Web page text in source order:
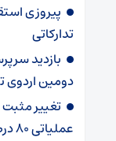
پیروزی
تدارکاتی
بازدید
دومین اردوی
تغییر
عملیاتی ۸۰ درصد رشد کرد